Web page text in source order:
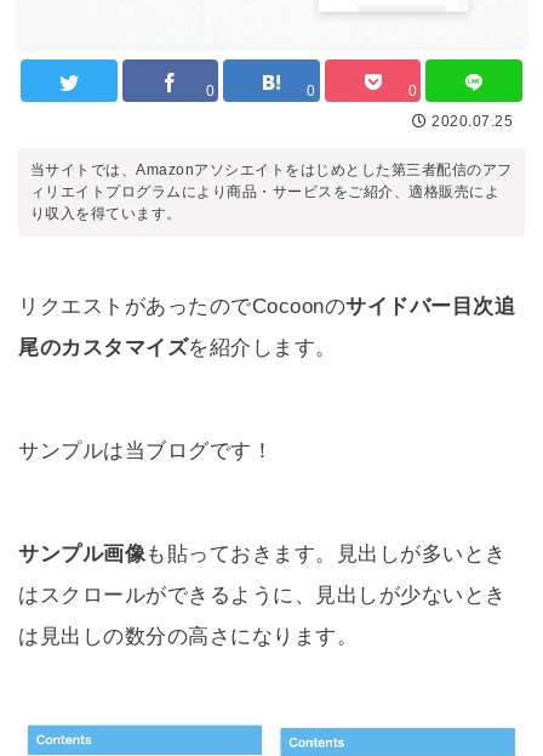
0 0
0
2020.07.25
当サイトでは、Amazonアソシエイトをはじめとした第三者配信のアフ
ィリエイトプログラムにより商品・サービスをご紹介、適格販売によ
り収入を得ています。
リクエストがあったのでCocoonのサイドバー目次追
尾のカスタマイズを紹介します。
サンプルは当ブログです！
サンプル画像 も貼っておきます。見出しが多いとき
はスクロールができるように、見出しが少ないとき
は見出しの数分の高さになります。